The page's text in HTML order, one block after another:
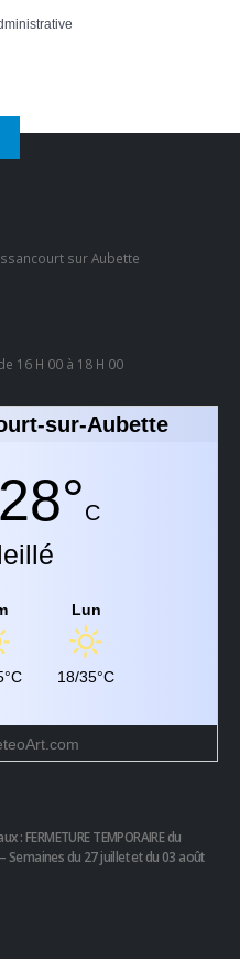
sur Aubette
16 H 00 à 18 H 00
sur-Aubette
28°C
Lun
18/35°C
FERMETURE TEMPORAIRE du
Semaines du 27 juillet et du 03 août